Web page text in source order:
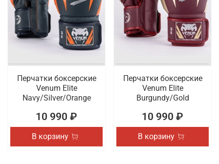
Перчатки боксерские
Venum Elite
Navy/Silver/Orange
10 990 ₽
В корзину
Перчатки боксерские
Venum Elite
Burgundy/Gold
10 990 ₽
В корзину